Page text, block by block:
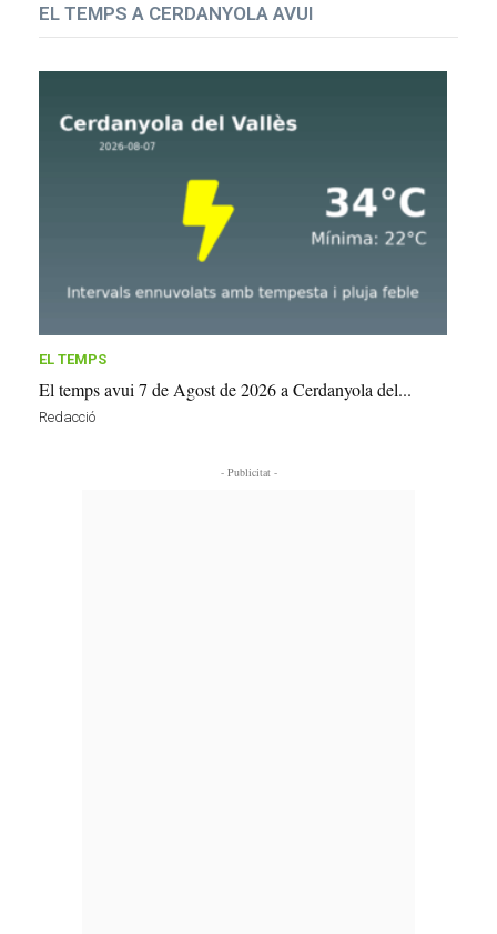
EL TEMPS A CERDANYOLA AVUI
EL TEMPS
El temps avui 7 de Agost de 2026 a Cerdanyola del...
Redacció
- Publicitat -